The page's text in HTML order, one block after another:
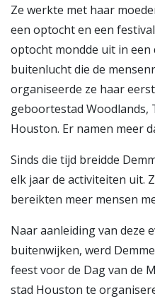
Ze werkte met haar
een optocht en een
optocht mondde uit in een
buitenlucht die de
organiseerde ze haar
geboortestad Woodlands,
Houston. Er namen meer
Sinds die tijd breidde
elk jaar de activiteiten uit.
bereikten meer mensen
Naar aanleiding van deze
buitenwijken, werd
feest voor de Dag van de
stad Houston te